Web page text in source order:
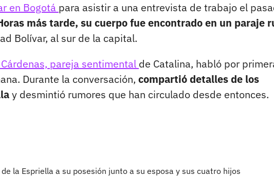
en Bogotá para asistir a una entrevista de trabajo el
más tarde, su cuerpo fue encontrado en un paraje
Bolívar, al sur de la capital.
pareja sentimental de Catalina, habló por
Durante la conversación, compartió detalles de los
y desmintió rumores que han circulado desde entonces.
la Espriella a su posesión junto a su esposa y sus cuatro hijos